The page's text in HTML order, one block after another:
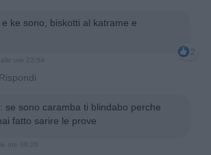
e ke sono, biskotti al katrame e
2
Rispondi
: se sono caramba ti blindabo perche
fatto sarire le prove
ore 09:26